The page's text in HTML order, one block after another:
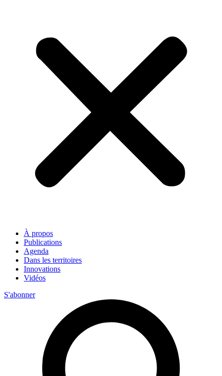
À propos
Publications
Agenda
Dans les territoires
Innovations
Vidéos
S'abonner